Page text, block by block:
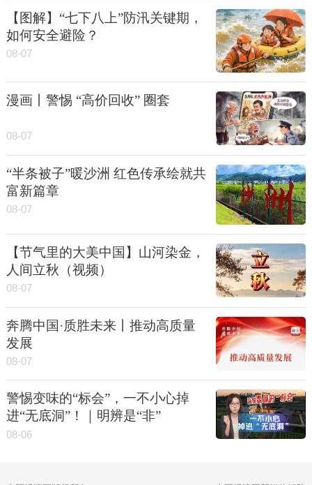
【图解】“七下八上”防汛关键期，
如何安全避险？
08-07
漫画丨警惕 “高价回收” 圈套
08-07
“半条被子”暖沙洲 红色传承绘就共
富新篇章
08-07
【节气里的大美中国】山河染金，
人间立秋（视频）
08-07
奔腾中国·质胜未来丨推动高质量
发展
08-07
警惕变味的“标会”，一不小心掉
进“无底洞”！｜明辨是“非”
08-06